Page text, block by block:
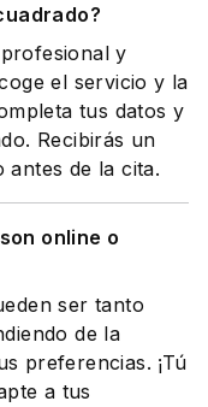
y
el servicio y la
tus datos y
Recibirás un
de la cita.
online o
ser tanto
de la
preferencias. ¡Tú
a tus